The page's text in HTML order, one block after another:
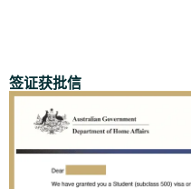
签证获批信